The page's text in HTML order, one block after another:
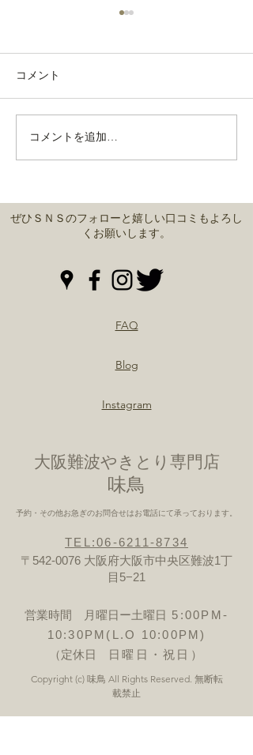
通常営業しております。
コメント
コメントを追加…
ぜひＳＮＳのフォローと嬉しい口コミもよろし
くお願いします。
FAQ
Blog
Instagram
大阪難波やきとり専門店
​味鳥
予約・その他お急ぎのお問合せはお電話にて承っております。
TEL:06-6211-8734
〒542-0076 大阪府大阪市中央区難波1丁
目5−21
営業時間 月曜日ー土曜日 5:00PM-
10:30PM(L.O 10:00PM)
（定休日
日曜日・祝日）
Copyright (c) 味鳥 All Rights Reserved. 無断転
載禁止